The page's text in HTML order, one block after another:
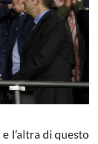
l’altra di questo